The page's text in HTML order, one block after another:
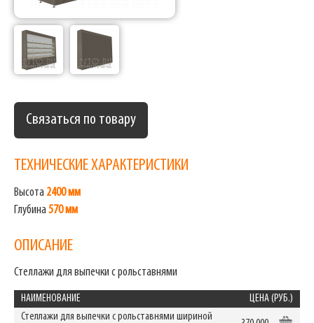
Связаться по товару
ТЕХНИЧЕСКИЕ ХАРАКТЕРИСТИКИ
Высота 2400 мм
Глубина570 мм
ОПИСАНИЕ
Стеллажи для выпечки с рольставнями
НАИМЕНОВАНИЕ
ЦЕНА (РУБ.)
Стеллажи для выпечки с рольставнями шириной